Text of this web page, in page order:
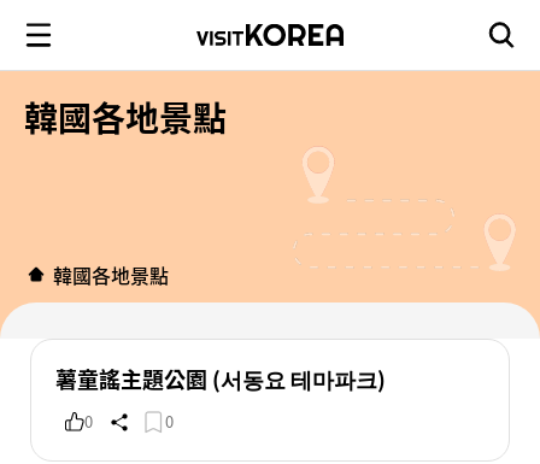
韓國各地景點
韓國各地景點
薯童謠主題公園 (서동요 테마파크)
0 0